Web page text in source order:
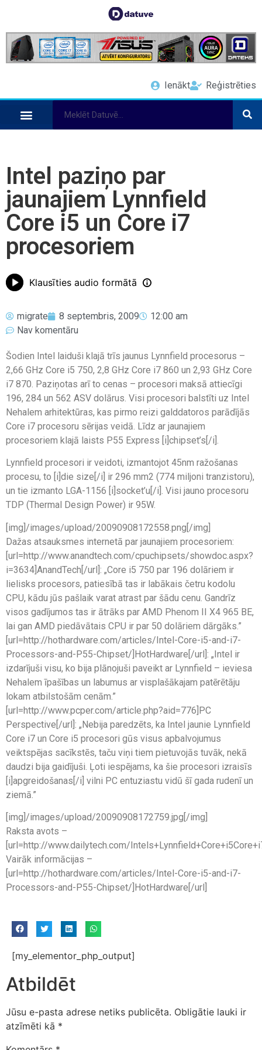
Ienākt Reģistrēties
Intel paziņo par
jaunajiem Lynnfield
Core i5 un Core i7
procesoriem
Klausīties audio formātā
migrate 8 septembris, 2009
12:00 am
Nav komentāru
Šodien Intel laiduši klajā trīs jaunus Lynnfield procesorus –
2,66 GHz Core i5 750, 2,8 GHz Core i7 860 un 2,93 GHz Core
i7 870. Paziņotas arī to cenas – procesori maksā attiecīgi
196, 284 un 562 ASV dolārus. Visi procesori balstīti uz Intel
Nehalem arhitektūras, kas pirmo reizi galddatoros parādījās
Core i7 procesoru sērijas veidā. Līdz ar jaunajiem
procesoriem klajā laists P55 Express [i]chipset’s[/i].
Lynnfield procesori ir veidoti, izmantojot 45nm ražošanas
procesu, to [i]die size[/i] ir 296 mm2 (774 miljoni tranzistoru),
un tie izmanto LGA-1156 [i]socket’u[/i]. Visi jauno procesoru
TDP (Thermal Design Power) ir 95W.
[img]/images/upload/20090908172558.png[/img]
Dažas atsauksmes internetā par jaunajiem procesoriem:
[url=http://www.anandtech.com/cpuchipsets/showdoc.aspx?
i=3634]AnandTech[/url]: „Core i5 750 par 196 dolāriem ir
lielisks procesors, patiesībā tas ir labākais četru kodolu
CPU, kādu jūs pašlaik varat atrast par šādu cenu. Gandrīz
visos gadījumos tas ir ātrāks par AMD Phenom II X4 965 BE,
lai gan AMD piedāvātais CPU ir par 50 dolāriem dārgāks.”
[url=http://hothardware.com/articles/Intel-Core-i5-and-i7-
Processors-and-P55-Chipset/]HotHardware[/url]: „Intel ir
izdarījuši visu, ko bija plānojuši paveikt ar Lynnfield – ieviesa
Nehalem īpašības un labumus ar visplašākajam patērētāju
lokam atbilstošām cenām.”
[url=http://www.pcper.com/article.php?aid=776]PC
Perspective[/url]: „Nebija paredzēts, ka Intel jaunie Lynnfield
Core i7 un Core i5 procesori gūs visus apbalvojumus
veiktspējas sacīkstēs, taču viņi tiem pietuvojās tuvāk, nekā
daudzi bija gaidījuši. Ļoti iespējams, ka šie procesori izraisīs
[i]apgreidošanas[/i] vilni PC entuziastu vidū šī gada rudenī un
ziemā.”
[img]/images/upload/20090908172759.jpg[/img]
Raksta avots –
[url=http://www.dailytech.com/
Vairāk informācijas –
[url=http://hothardware.com/articles/Intel-Core-i5-and-i7-
Processors-and-P55-Chipset/]HotHardware[/url]
[my_elementor_php_output]
Atbildēt
Jūsu e-pasta adrese netiks publicēta. Obligātie lauki ir
atzīmēti kā *